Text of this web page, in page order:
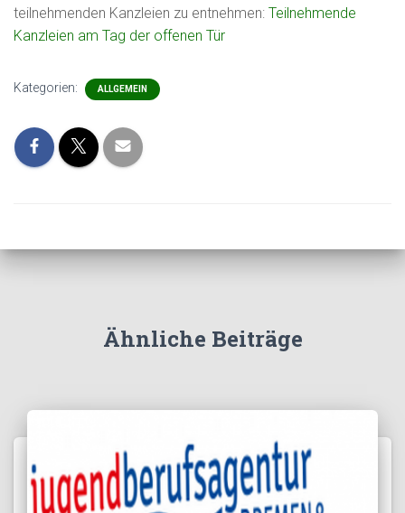
teilnehmenden Kanzleien zu entnehmen: Teilnehmende
Kanzleien am Tag der offenen Tür
Kategorien: ALLGEMEIN
Ähnliche Beiträge